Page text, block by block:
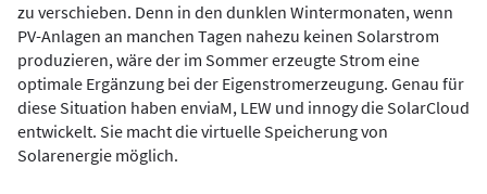
zu verschieben. Denn in den dunklen Wintermonaten, wenn
PV-Anlagen an manchen Tagen nahezu keinen Solarstrom
produzieren, wäre der im Sommer erzeugte Strom eine
optimale Ergänzung bei der Eigenstromerzeugung. Genau für
diese Situation haben enviaM, LEW und innogy die SolarCloud
entwickelt. Sie macht die virtuelle Speicherung von
Solarenergie möglich.